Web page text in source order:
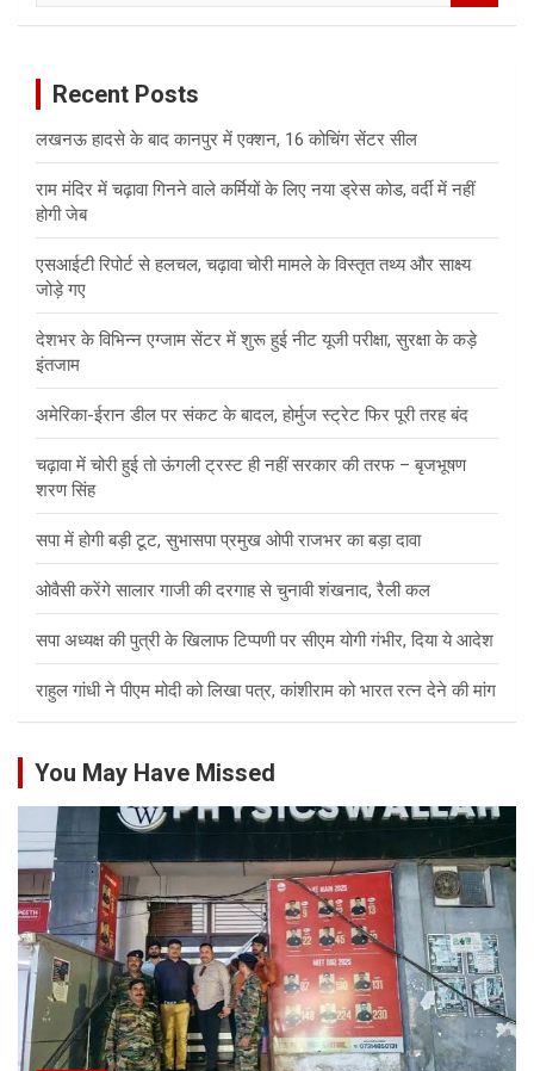
Recent Posts
लखनऊ हादसे के बाद कानपुर में एक्शन, 16 कोचिंग सेंटर सील
राम मंदिर में चढ़ावा गिनने वाले कर्मियों के लिए नया ड्रेस कोड, वर्दी में नहीं
होगी जेब
एसआईटी रिपोर्ट से हलचल, चढ़ावा चोरी मामले के विस्तृत तथ्य और साक्ष्य
जोड़े गए
देशभर के विभिन्न एग्जाम सेंटर में शुरू हुई नीट यूजी परीक्षा, सुरक्षा के कड़े
इंतजाम
अमेरिका-ईरान डील पर संकट के बादल, होर्मुज स्ट्रेट फिर पूरी तरह बंद
चढ़ावा में चोरी हुई तो ऊंगली ट्रस्ट ही नहीं सरकार की तरफ – बृजभूषण
शरण सिंह
सपा में होगी बड़ी टूट, सुभासपा प्रमुख ओपी राजभर का बड़ा दावा
ओवैसी करेंगे सालार गाजी की दरगाह से चुनावी शंखनाद, रैली कल
सपा अध्यक्ष की पुत्री के खिलाफ टिप्पणी पर सीएम योगी गंभीर, दिया ये आदेश
राहुल गांधी ने पीएम मोदी को लिखा पत्र, कांशीराम को भारत रत्न देने की मांग
You May Have Missed